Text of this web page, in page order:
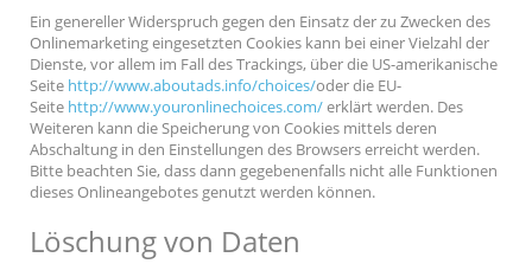
Ein genereller Widerspruch gegen den Einsatz der zu Zwecken des
Onlinemarketing eingesetzten Cookies kann bei einer Vielzahl der
Dienste, vor allem im Fall des Trackings, über die US-amerikanische
Seite http://www.aboutads.info/choices/oder die EU-
Seite http://www.youronlinechoices.com/erklärt werden. Des
Weiteren kann die Speicherung von Cookies mittels deren
Abschaltung in den Einstellungen des Browsers erreicht werden.
Bitte beachten Sie, dass dann gegebenenfalls nicht alle Funktionen
dieses Onlineangebotes genutzt werden können.
Löschung von Daten